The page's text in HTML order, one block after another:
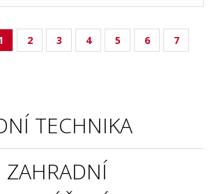
2 3 4 5 6
7
TECHNIKA
ZAHRADNÍ